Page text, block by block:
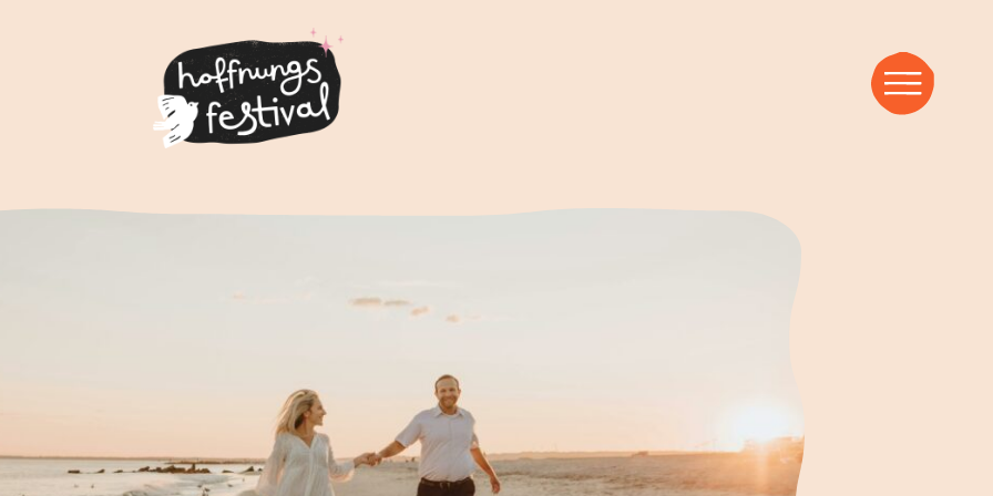
Über Hoffnungsfestival
Spenden
Musik, die Brücken baut
Den Glauben entdecken